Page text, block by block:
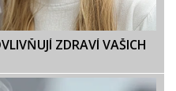
ZDRAVÍ VAŠICH